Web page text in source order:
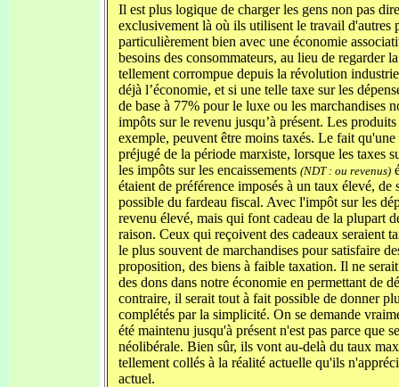
Il est plus logique de charger les gens non pas
exclusivement là où ils utilisent le travail d'autres
particulièrement bien avec une économie
besoins des consommateurs, au lieu de regarder
tellement corrompue depuis la révolution
déjà l’économie, et si une telle taxe sur les
de base à 77% pour le luxe ou les marchandises
impôts sur le revenu jusqu’à présent. Les
exemple, peuvent être moins taxés. Le fait
préjugé de la période marxiste, lorsque les taxes
les impôts sur les encaissements(NDT : ou revenus)
étaient de préférence imposés à un taux élevé,
possible du fardeau fiscal. Avec l'impôt sur les
revenu élevé, mais qui font cadeau de la plupart
raison. Ceux qui reçoivent des cadeaux seraient
le plus souvent de marchandises pour satisfaire
proposition, des biens à faible taxation. Il ne
des dons dans notre économie en permettant de
contraire, il serait tout à fait possible de donner
complétés par la simplicité. On se demande
été maintenu jusqu'à présent n'est pas parce que
néolibérale. Bien sûr, ils vont au-delà du taux
tellement collés à la réalité actuelle qu'ils
actuel.